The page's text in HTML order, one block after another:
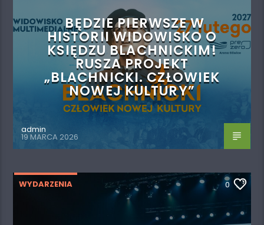
BĘDZIE PIERWSZE W
HISTORII WIDOWISKO O
KSIĘDZU BLACHNICKIM!
RUSZA PROJEKT
„BLACHNICKI. CZŁOWIEK
NOWEJ KULTURY”
admin
19 MARCA 2026
WYDARZENIA 0